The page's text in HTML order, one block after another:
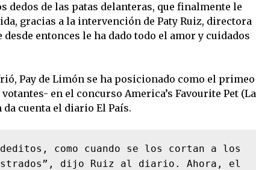
dedos de las patas delanteras, que finalmente le
gracias a la intervención de Paty Ruiz, directora
entonces le ha dado todo el amor y cuidados
Pay de Limón se ha posicionado como el primeo
en el concurso America’s Favourite Pet (La
cuenta el diario El País.
como cuando se los cortan a los
dijo Ruiz al diario. Ahora, el